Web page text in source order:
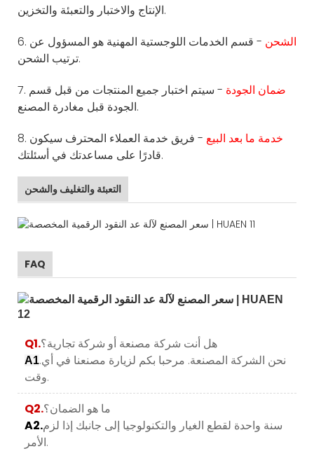
الإنتاج والاختبار والتعبئة والتخزين.
6.
الشحن - قسم الخدمات اللوجستية المهنية هو المسؤول عن
ترتيب الشحن.
7.
ضمان الجودة - سيتم اختبار جميع المنتجات من قبل قسم
الجودة قبل مغادرة المصنع.
8.
خدمة ما بعد البيع - فريق خدمة العملاء المحترف سيكون
قادرًا على مساعدتك في أسئلتك.
التعبئة والتغليف والشحن
FAQ
Q1.هل أنت شركة مصنعة أو شركة تجارية؟
A1.نحن الشركة المصنعة. مرحبا بكم لزيارة مصنعنا في أي
وقت.
Q2.ما هو الضمان؟
A2.سنة واحدة لقطع الغيار والتكنولوجيا إلى جانبك إذا لزم
الأمر.